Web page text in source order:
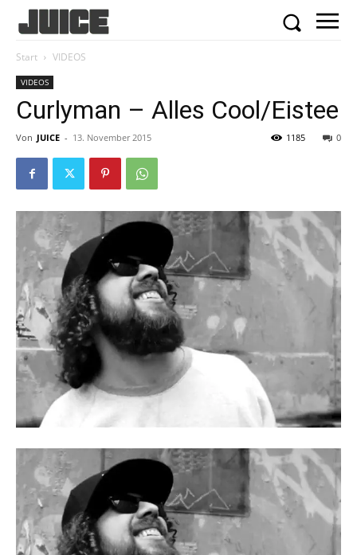
Start VIDEOS
VIDEOS
Curlyman – Alles Cool/Eistee
Von JUICE - 13. November 2015 0
1185